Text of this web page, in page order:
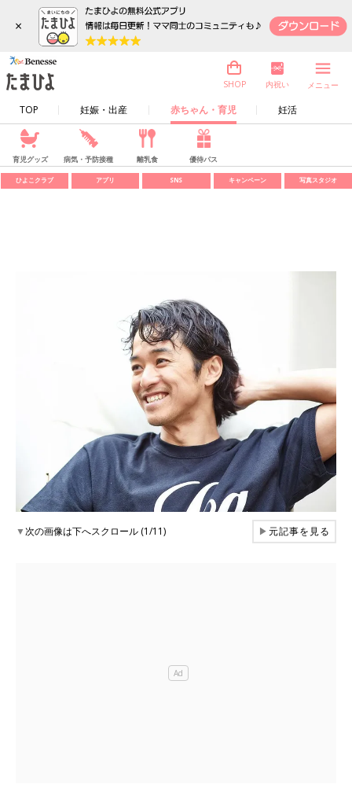
×
TOP 妊娠・出産 赤ちゃん・育児 妊活
SHOP 内祝い メニュー
育児グッズ 病気・予防接種 離乳食 優待パス
ひよこクラブ アプリ SNS キャンペーン 写真スタジオ
▼次の画像は下へスクロール (1/11) ▶元記事を見る